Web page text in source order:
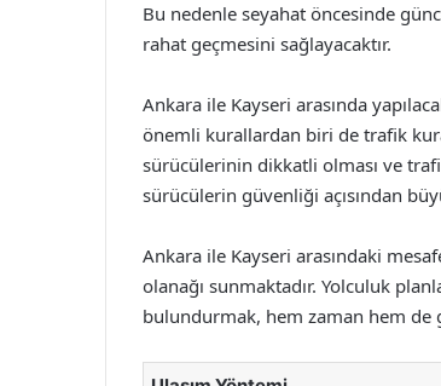
Bu nedenle seyahat öncesinde
rahat geçmesini sağlayacaktır.
Ankara ile Kayseri arasında
önemli kurallardan biri de trafik
sürücülerinin dikkatli olması ve
sürücülerin güvenliği açısından
Ankara ile Kayseri arasındaki
olanağı sunmaktadır. Yolculuk
bulundurmak, hem zaman hem de